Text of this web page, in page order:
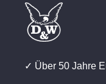
✓ Über 50 Jahre